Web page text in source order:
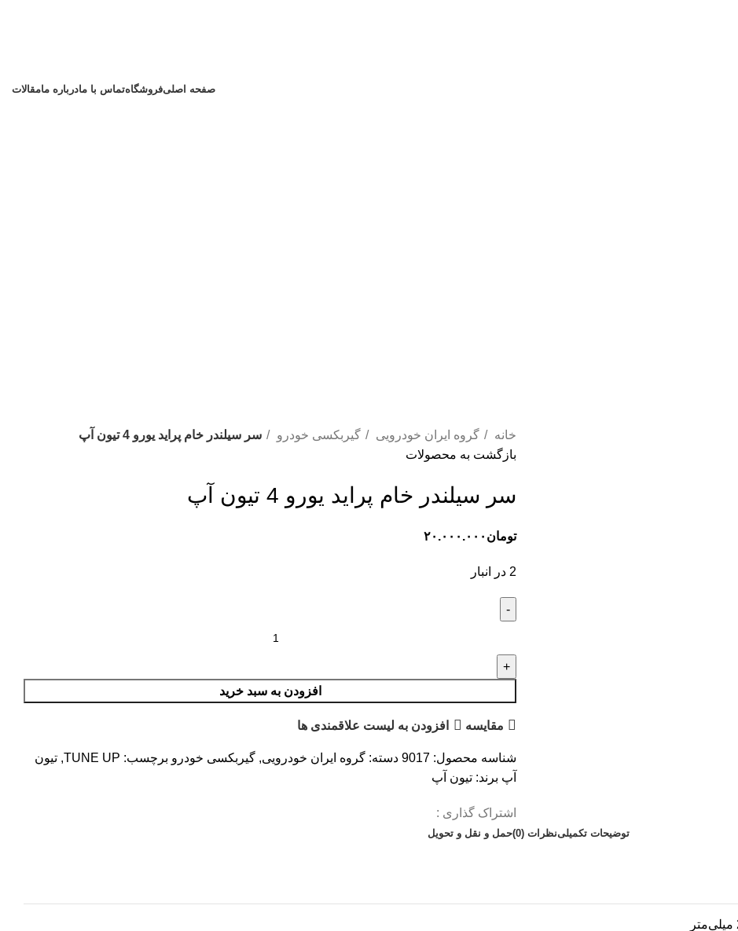
صفحه اصلیفروشگاهتماس با مادرباره مامقالات
خانه گروه ایران خودرویی گیربکسی خودرو
سر سیلندر خام پراید یورو 4 تیون آپ
بازگشت به محصولات
سر سیلندر خام پراید یورو 4 تیون آپ
تومان ۲۰.۰۰۰.۰۰۰
2 در انبار
افزودن به سبد خرید
مقایسه افزودن به لیست علاقمندی ها
شناسه محصول: 9017 دسته: گروه ایران خودرویی, گیربکسی خودرو برچسب: TUNE UP
, تیون
آپ برند: تیون آپ
اشتراک گذاری :
توضیحات تکمیلینظرات (0) حمل و نقل و تحویل